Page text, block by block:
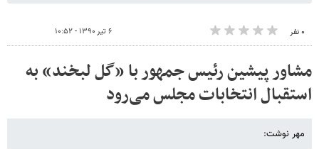
۰ نفر ۶ تیر ۱۳۹۰ - ۱۰:۵۲
مشاور پیشین رئیس جمهور با «گل لبخند» به
استقبال انتخابات مجلس می‌رود
مهر نوشت: